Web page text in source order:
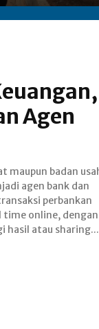
Agen
hasil atau sharing...